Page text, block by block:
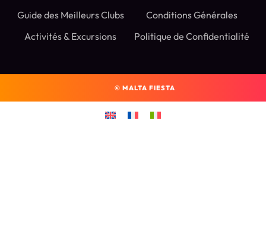
Guide des Meilleurs Clubs
Activités & Excursions
Conditions Générales
Politique de Confidentialité
© MALTA FIESTA